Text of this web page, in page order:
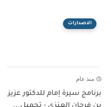
الاصدارات
منذ عام
برنامج سيرة إمام للدكتور عزيز